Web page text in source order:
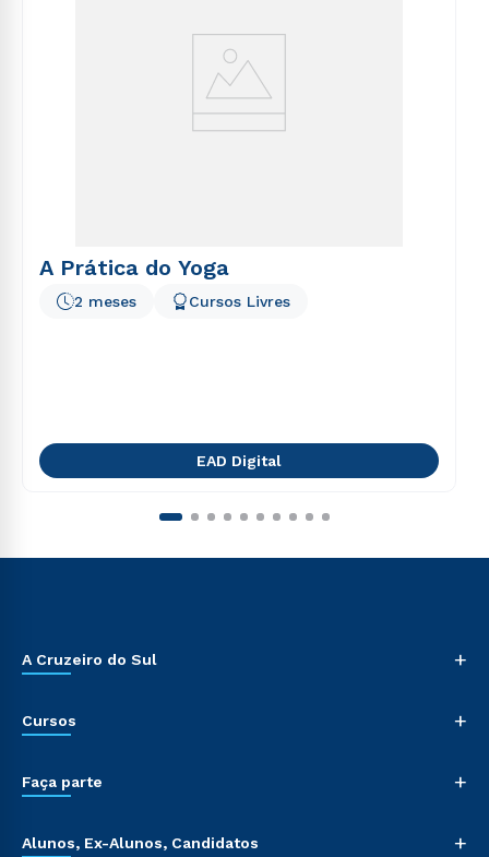
A Prática do Yoga
2 meses Cursos Livres
EAD Digital
A Cruzeiro do Sul +
Cursos +
Faça parte +
Alunos, Ex-Alunos, Candidatos +